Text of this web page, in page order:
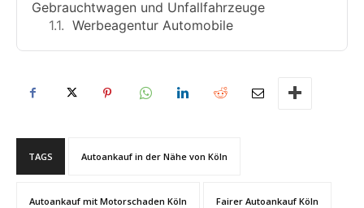
Gebrauchtwagen und Unfallfahrzeuge
Werbeagentur Automobile
TAGS Autoankauf in der Nähe von Köln
Autoankauf mit Motorschaden Köln Fairer Autoankauf Köln